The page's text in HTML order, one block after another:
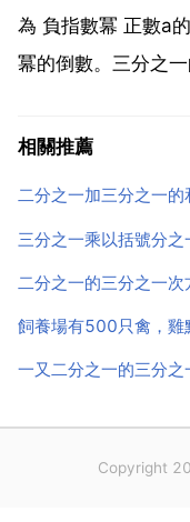
為 負指數冪 正數a
冪的倒數。三分之
多少啊 解題思路 1
相關推薦
Copyright